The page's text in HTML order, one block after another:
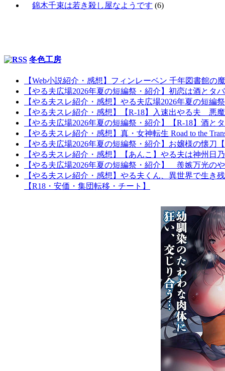
錦木千束は若き殺し屋なようです (6)
冬色工房
【Web小説紹介・感想】フィンレーベン 千年図書館
【やる夫広場2026年夏の短編祭・紹介】初恋は酒と
【やる夫スレ紹介・感想】やる夫広場2026年夏の短
【やる夫スレ紹介・感想】【R-18】入速出やる夫 悪
【やる夫広場2026年夏の短編祭・紹介】【R-18】酒
【やる夫スレ紹介・感想】真・女神転生 Road to the
【やる夫広場2026年夏の短編祭・紹介】お嬢様の懐
【やる夫スレ紹介・感想】【あんこ】やる夫は神州
【やる夫広場2026年夏の短編祭・紹介】 羨嫉万光の
【やる夫スレ紹介・感想】やる夫くん、異世界で生
【R18・安価・集団転移・チート】